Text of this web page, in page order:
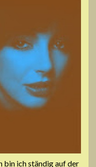
bin ich ständig auf der